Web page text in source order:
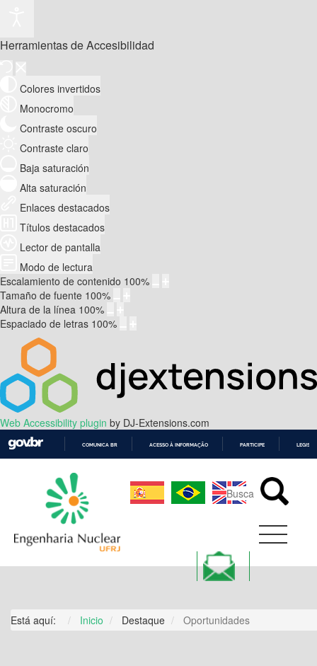
Herramientas de Accesibilidad
Colores invertidos
Monocromo
Contraste oscuro
Contraste claro
Baja saturación
Alta saturación
Enlaces destacados
Títulos destacados
Lector de pantalla
Modo de lectura
Escalamiento de contenido 100%
Tamaño de fuente 100%
Altura de la línea 100%
Espaciado de letras 100%
Web Accessibility plugin by DJ-Extensions.com
CONTEÚDO
COMUNICA BR ACESSO À INFORMAÇÃO PARTICIPE
Está aquí: Inicio Destaque Oportunidades